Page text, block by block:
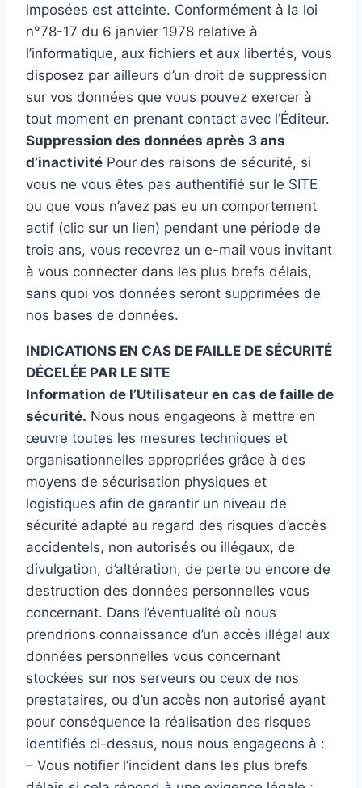
imposées est atteinte. Conformément à la loi
n°78-17 du 6 janvier 1978 relative à
l’informatique, aux fichiers et aux libertés, vous
disposez par ailleurs d’un droit de suppression
sur vos données que vous pouvez exercer à
tout moment en prenant contact avec l’Éditeur.
Suppression des données après 3 ans
d’inactivité Pour des raisons de sécurité, si
vous ne vous êtes pas authentifié sur le SITE
ou que vous n’avez pas eu un comportement
actif (clic sur un lien) pendant une période de
trois ans, vous recevrez un e-mail vous invitant
à vous connecter dans les plus brefs délais,
sans quoi vos données seront supprimées de
nos bases de données.
INDICATIONS EN CAS DE FAILLE DE SÉCURITÉ
DÉCELÉE PAR LE SITE
Information de l’Utilisateur en cas de faille de
sécurité. Nous nous engageons à mettre en
œuvre toutes les mesures techniques et
organisationnelles appropriées grâce à des
moyens de sécurisation physiques et
logistiques afin de garantir un niveau de
sécurité adapté au regard des risques d’accès
accidentels, non autorisés ou illégaux, de
divulgation, d’altération, de perte ou encore de
destruction des données personnelles vous
concernant. Dans l’éventualité où nous
prendrions connaissance d’un accès illégal aux
données personnelles vous concernant
stockées sur nos serveurs ou ceux de nos
prestataires, ou d’un accès non autorisé ayant
pour conséquence la réalisation des risques
identifiés ci-dessus, nous nous engageons à :
– Vous notifier l’incident dans les plus brefs